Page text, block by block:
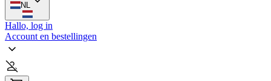
NL
Hallo, log in
Account en bestellingen